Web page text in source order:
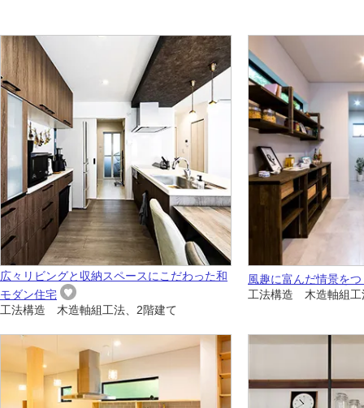
広々リビングと収納スペースにこだわった和
モダン住宅
工法構造 木造軸組工法、2階建て
風趣に富んだ情景を
工法構造 木造軸組工